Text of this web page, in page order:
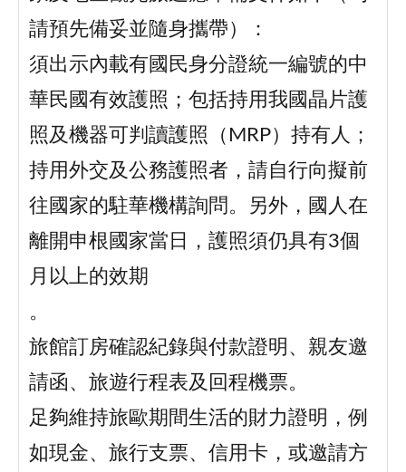
請預先備妥並隨身攜帶）：
須出示內載有國民身分證統一編號的中
華民國有效護照；包括持用我國晶片護
照及機器可判讀護照（MRP）持有人；
持用外交及公務護照者，請自行向擬前
往國家的駐華機構詢問。另外，國人在
離開申根國家當日，護照須仍具有3個
月以上的效期
。
旅館訂房確認紀錄與付款證明、親友邀
請函、旅遊行程表及回程機票。
足夠維持旅歐期間生活的財力證明，例
如現金、旅行支票、信用卡，或邀請方